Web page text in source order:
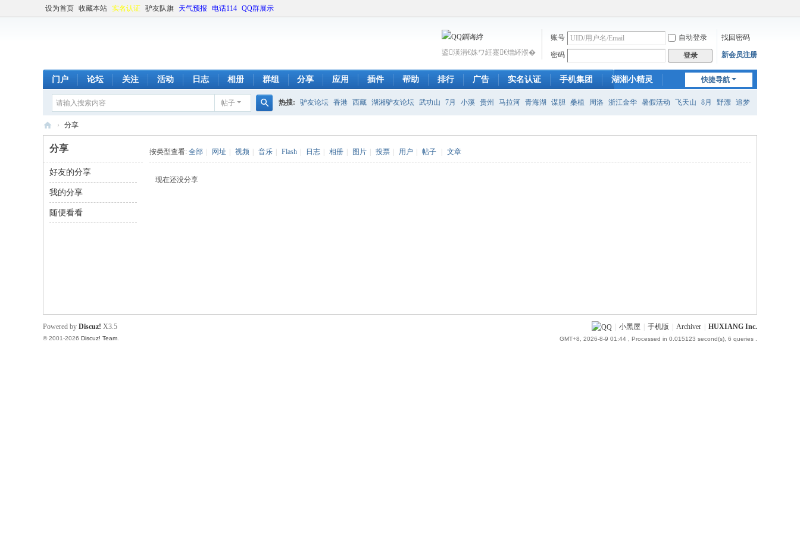
设为首页 收藏本站 实名认证 驴友队旗 天气预报 电话114 QQ群展示
账号 自动登录 找回密码
密码 登录 新会员注册
鍙渶涓€姝ワ紝蹇€熷紑濮�
快捷导航
门户 论坛 关注 活动 日志 相册 群组 分享 应用 插件 帮助 排行 广告 实名认证 手机集团
湖湘小精灵
新门户
帖子
索
热搜: 驴友论坛 香港 西藏 湖湘驴友论坛 武功山 7月 小溪 贵州 马拉河 青海湖 谋胆 桑植 周洛 浙江金华 暑假活动 飞天山 8月 野漂 追梦
驴
友
社
› 分享
分享
好友的分享
我的分享
随便看看
按类型查看: 全部 网址 视频 音乐 Flash 日志 相册 图片 投票 用户 帖子 文章
现在还没分享
小黑屋 手机版 Archiver HUXIANG Inc.
GMT+8, 2026-8-9 01:44 , Processed in 0.015123 second(s), 6 queries .
Powered by Discuz! X3.5
© 2001-2026 Discuz! Team